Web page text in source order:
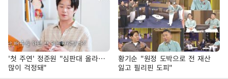
'첫 주연' 정준원 "심판대 올라…
많이 걱정돼"
황기순 "원정 도박으로 전 재산
잃고 필리핀 도피"